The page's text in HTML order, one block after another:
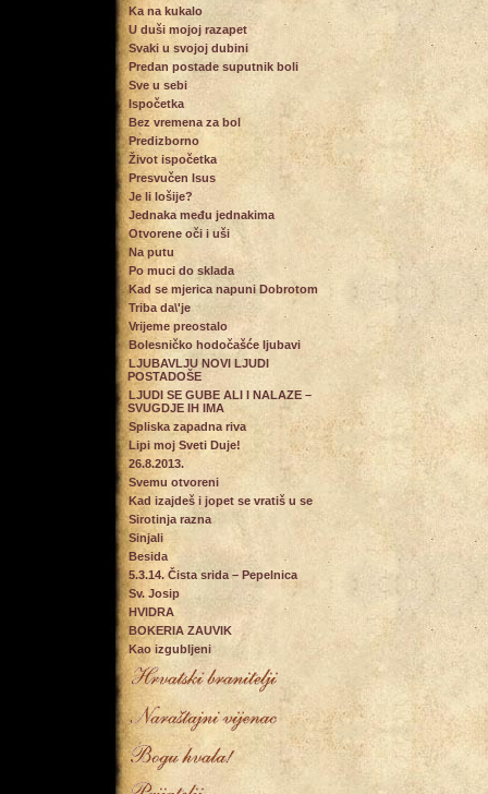
Ka na kukalo
U duši mojoj razapet
Svaki u svojoj dubini
Predan postade suputnik boli
Sve u sebi
Ispočetka
Bez vremena za bol
Predizborno
Život ispočetka
Presvučen Isus
Je li lošije?
Jednaka među jednakima
Otvorene oči i uši
Na putu
Po muci do sklada
Kad se mjerica napuni Dobrotom
Triba da\'je
Vrijeme preostalo
Bolesničko hodočašće ljubavi
LJUBAVLJU NOVI LJUDI
POSTADOŠE
LJUDI SE GUBE ALI I NALAZE –
SVUGDJE IH IMA
Spliska zapadna riva
Lipi moj Sveti Duje!
26.8.2013.
Svemu otvoreni
Kad izajdeš i jopet se vratiš u se
Sirotinja razna
Sinjali
Besida
5.3.14. Čista srida – Pepelnica
Sv. Josip
HVIDRA
BOKERIA ZAUVIK
Kao izgubljeni